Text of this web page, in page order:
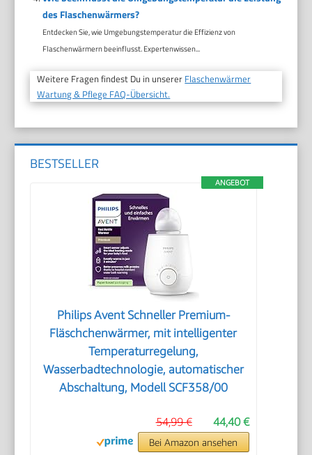
des Flaschenwärmers?
Entdecken Sie, wie Umgebungstemperatur die Effizienz von
Flaschenwärmern beeinflusst. Expertenwissen...
Weitere Fragen findest Du in unserer Flaschenwärmer
Wartung & Pflege FAQ-Übersicht.
BESTSELLER
ANGEBOT
Philips Avent Schneller Premium-
Fläschchenwärmer, mit intelligenter
Temperaturregelung,
Wasserbadtechnologie, automatischer
Abschaltung, Modell SCF358/00
44,40 €
54,99 €
Bei Amazon ansehen